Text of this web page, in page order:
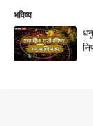
भविष्य